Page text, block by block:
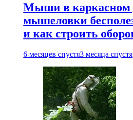
Мыши в каркасном
мышеловки
и как строить
6 месяцев спустя3 месяца спустя